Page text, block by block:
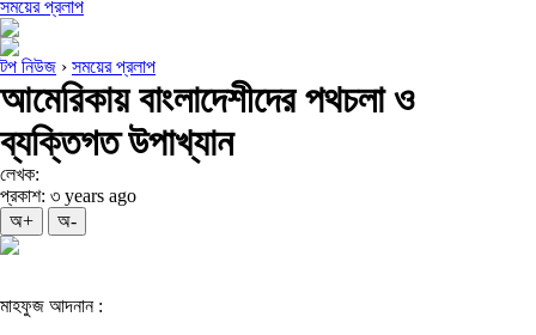
সময়ের প্রলাপ
টপ নিউজ › সময়ের প্রলাপ
আমেরিকায় বাংলাদেশীদের পথচলা ও
ব্যক্তিগত উপাখ্যান
লেখক:
প্রকাশ: ৩ years ago
অ+
অ-
মাহফুজ আদনান :